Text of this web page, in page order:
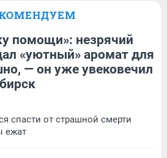
помощи»: незрячий
«уютный» аромат для
— он уже увековечил
спасти от страшной смерти
ежат